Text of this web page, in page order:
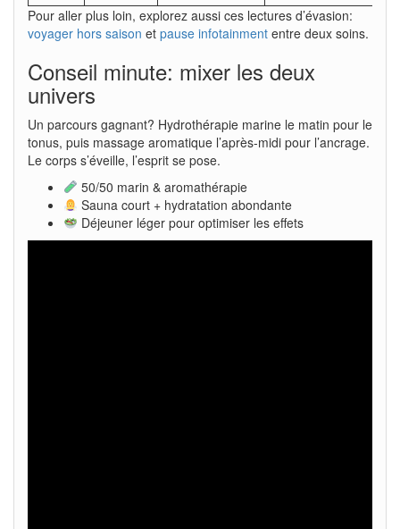
Pour aller plus loin, explorez aussi ces lectures d’évasion:
voyager hors saison et pause infotainment entre deux soins.
Conseil minute: mixer les deux
univers
Un parcours gagnant? Hydrothérapie marine le matin pour le
tonus, puis massage aromatique l’après-midi pour l’ancrage.
Le corps s’éveille, l’esprit se pose.
50/50 marin & aromathérapie
Sauna court + hydratation abondante
Déjeuner léger pour optimiser les effets